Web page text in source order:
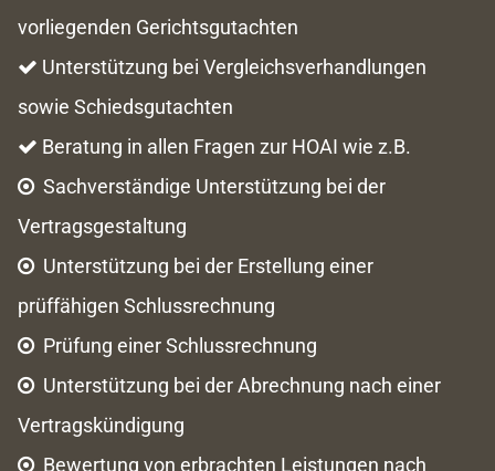
vorliegenden Gerichtsgutachten
 Unterstützung bei Vergleichsverhandlungen
sowie Schiedsgutachten
 Beratung in allen Fragen zur HOAI wie z.B.
Sachverständige Unterstützung bei der
Vertragsgestaltung
Unterstützung bei der Erstellung einer
prüffähigen Schlussrechnung
Prüfung einer Schlussrechnung
Unterstützung bei der Abrechnung nach einer
Vertragskündigung
Bewertung von erbrachten Leistungen nach